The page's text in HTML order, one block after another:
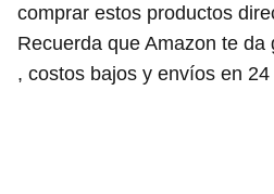
comprar estos productos
Recuerda que Amazon te
, costos bajos y envíos en